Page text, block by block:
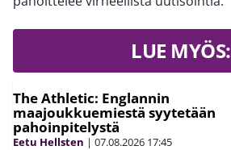
LUE MYÖS:
The Athletic: Englannin
maajoukkuemiestä syytetään
pahoinpitelystä
Eetu Hellsten | 07.08.2026 17:45